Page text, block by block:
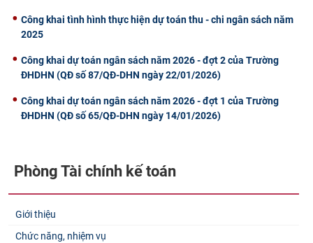
Công khai tình hình thực hiện dự toán thu - chi ngân sách năm
2025
Công khai dự toán ngân sách năm 2026 - đợt 2 của Trường
ĐHDHN (QĐ số 87/QĐ-DHN ngày 22/01/2026)
Công khai dự toán ngân sách năm 2026 - đợt 1 của Trường
ĐHDHN (QĐ số 65/QĐ-DHN ngày 14/01/2026)
Phòng Tài chính kế toán
Giới thiệu
Chức năng, nhiệm vụ